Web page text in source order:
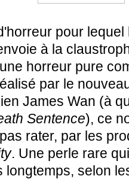
pour
à la
horreur pure
par le
James Wan (à
Sentence), ce
rater, par les
. Une perle rare
longtemps, selon